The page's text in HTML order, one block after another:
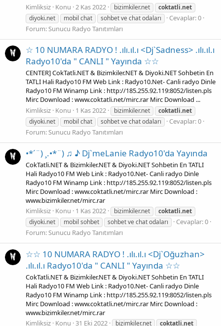
Kimliksiz Konu 2 Kas 2022 bizimkiler.net
coktatli.net
diyoki.net
mobil chat sohbet ve chat odaları
Cevaplar: 0
Forum:Sunucu Radyo Tanıtımları
☆ 10 NUMARA RADYO ! .ılı.ıl.ı <Dj`Sadness> .ılı.ıl.ı
Radyo10'da " CANLI " Yayında ☆☆
CENTER] CokTatli.NET & Bizimkiler.NET & Diyoki.NET Sohbetin En
TATLI Hali Radyo10 FM Web Link : Radyo10.Net- Canli radyo Dinle
Radyo10 FM Winamp Link : http://185.255.92.119:8052/listen.pls
Mirc Download : www.coktatli.net/mirc.rar Mirc Download ...
Kimliksiz Konu 1 Kas 2022 bizimkiler.net
coktatli.net
diyoki.net
mobil chat sohbet ve chat odaları
Cevaplar: 0
Forum: Sunucu Radyo Tanıtımları
•*´¨) ¸.•*¨) ♫ ♪ Dj`meLanie Radyo10'da Yayında
CokTatli.NET & Bizimkiler.NET & Diyoki.NET Sohbetin En TATLI
Hali Radyo10 FM Web Link : Radyo10.Net- Canli radyo Dinle
Radyo10 FM Winamp Link : http://185.255.92.119:8052/listen.pls
Mirc Download : www.coktatli.net/mirc.rar Mirc Download :
www.bizimkiler.net/mirc.rar
Kimliksiz Konu 1 Kas 2022 bizimkiler.net
coktatli.net
diyoki.net
mobil sohbet sohbet ve chat odaları
Cevaplar: 0
Forum:Sunucu Radyo Tanıtımları
☆☆ 10 NUMARA RADYO ! .ılı.ıl.ı <Dj`Oğuzhan>
.ılı.ıl.ı Radyo10'da " CANLI " Yayında ☆☆
CokTatli.NET & Bizimkiler.NET & Diyoki.NET Sohbetin En TATLI
Hali Radyo10 FM Web Link : Radyo10.Net- Canli radyo Dinle
Radyo10 FM Winamp Link : http://185.255.92.119:8052/listen.pls
Mirc Download : www.coktatli.net/mirc.rar Mirc Download :
www.bizimkiler.net/mirc.rar
Kimliksiz Konu 31 Eki 2022 bizimkiler.net coktatli.net